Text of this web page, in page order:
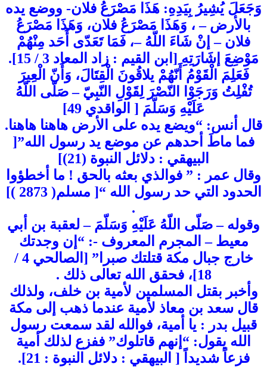
وَجَعَلَ يُشِيرُ بِيَدِهِ: هَذَا مَصْرَعُ فلان- ووضع يده
بالأرض – ، وَهَذَا مَصْرَعُ فلان، وَهَذَا مَصْرَعُ
فلان – إنْ شَاءَ اللّهُ –، فَمَا تَعَدّى أَحَد مِنْهُمْ
مَوْضِعَ إشَارَتِهِ [ابن القيم : زاد المعاد 3 / 15].
فَعَلِمَ الْقَوْمُ أَنّهُمْ يلاقُونَ الْقِتَالَ، وَأَنّ الْعِيرَ
تُفْلِتُ وَرَجَوْا النّصْرَ لِقَوْلِ النّبِيّ – صَلّى اللّهُ
عَلَيْهِ وَسَلّمَ [ الواقدي 49]
قال أنس: “ويضع يده على الأرض هاهنا هاهنا.
فما ماطَ أحدهم عن موضع يد رسول الله”[
البيهقي : دلائل النبوة (21)]
وقال عمر : ” فوالذي بعثه بالحق ! ما أخطؤوا
الحدود التي حد رسول الله “[ مسلم( 2873 )]
.
وقوله – صَلّى اللّهُ عَلَيْهِ وَسَلّمَ – لعقبة بن أبي
معيط – المجرم المعروف -: “إن وجدتك
خارج جبال مكة قتلتك صبرا” [الصالحي 4 /
18]، فحقق الله تعالى ذلك .
وأخبر بقتل المسلمين لأمية بن خلف، ولذلك
قال سعد بن معاذ لأمية عندما ذهب إلى مكة
قبيل بدر : يا أمية، فوالله لقد سمعت رسول
الله يقول: “إنهم قاتلوك” ففزع لذلك أمية
فزعاً شديداً [ البيهقي : دلائل النبوة : 21].